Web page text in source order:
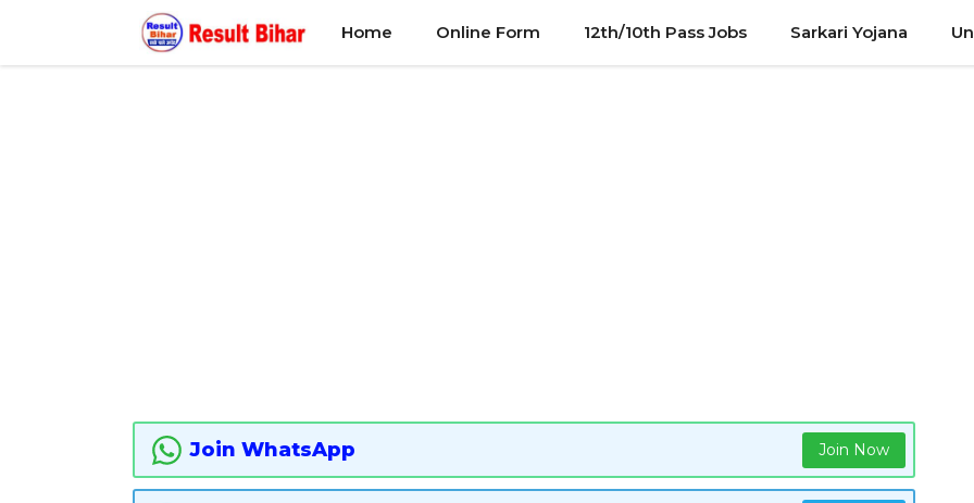
content
Home Online Form 12th/10th Pass Jobs Sarkari Yojana
Join WhatsApp Join Now